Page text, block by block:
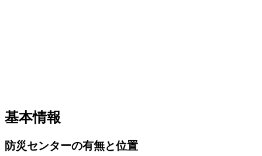
基本情報
防災センターの有無と位置